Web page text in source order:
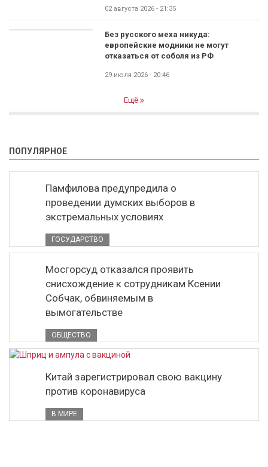
02 августа 2026 - 21:35
Без русского меха никуда:
европейские модники не могут
отказаться от соболя из РФ
29 июля 2026 - 20:46
Ещё
ПОПУЛЯРНОЕ
Памфилова предупредила о
проведении думских выборов в
экстремальных условиях
ГОСУДАРСТВО
Мосгорсуд отказался проявить
снисхождение к сотрудникам Ксении
Собчак, обвиняемым в
вымогательстве
ОБЩЕСТВО
Китай зарегистрировал свою вакцину
против коронавируса
В МИРЕ